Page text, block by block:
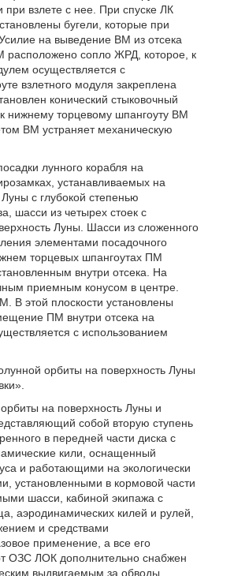
взлете с нее. При спуске ЛК
бугели, которые при
на выведение ВМ из отсека
расположено сопло ЖРД, которое, к
осуществляется с
взлетного модуля закреплена
конический стыковочный
нижнему торцевому шпангоуту ВМ
ВМ устраняет механическую
лунного корабля на
устанавливаемых на
с глубокой степенью
шасси из четырех стоек с
Луны. Шасси из сложенного
элементами посадочного
торцевых шпангоутах ПМ
внутри отсека. На
приемным конусом в центре.
В этой плоскости установлены
ПМ внутри отсека на
с использованием
орбиты на поверхность Луны
на поверхность Луны и
собой вторую ступень
в передней части диска с
кили, оснащенный
и работающими на экологически
установленными в кормовой части
шасси, кабиной экипажа с
аэродинамических килей и рулей,
и средствами
применение, а все его
ОЗС ЛОК дополнительно снабжен
выдвигаемым за обводы